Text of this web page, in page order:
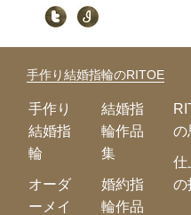
手作り結婚指輪のRITOE
手作り
結婚指
輪
オーダ
ーメイ
結婚指
輪作品
集
婚約指
輪作品
の
仕
の